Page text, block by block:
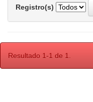
Registro(s)
Resultado 1-1 de 1.